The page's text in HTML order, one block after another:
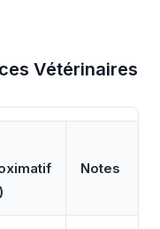
Vétérinaires
Notes